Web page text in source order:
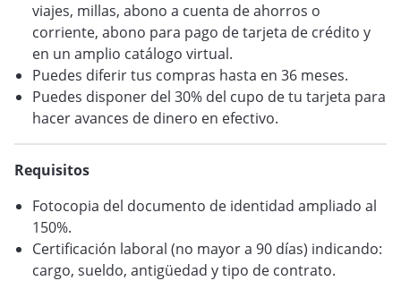
viajes, millas, abono a cuenta de ahorros o
corriente, abono para pago de tarjeta de crédito y
en un amplio catálogo virtual.
Puedes diferir tus compras hasta en 36 meses.
Puedes disponer del 30% del cupo de tu tarjeta para
hacer avances de dinero en efectivo.
Requisitos
Fotocopia del documento de identidad ampliado al
150%.
Certificación laboral (no mayor a 90 días) indicando:
cargo, sueldo, antigüedad y tipo de contrato.